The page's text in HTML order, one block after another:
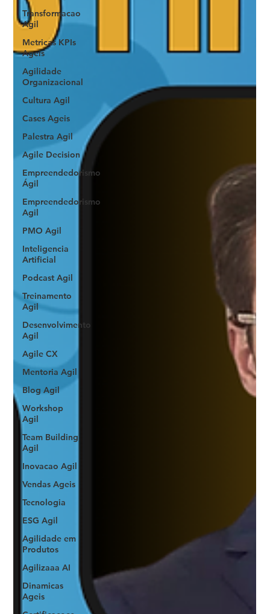
Transformacao
Agil
Metricas KPIs
Ageis
Agilidade
Organizacional
Cultura Agil
Cases Ageis
Palestra Agil
Agile Decision
Empreendedorismo
Ágil
Empreendedorismo
Agil
PMO Agil
Inteligencia
Artificial
Podcast Agil
Treinamento
Agil
Desenvolvimento
Agil
Agile CX
Mentoria Agil
Blog Agil
Workshop
Agil
Team Building
Agil
Inovacao Agil
Vendas Ageis
Tecnologia
ESG Agil
Agilidade em
Produtos
Agilizaaa AI
Dinamicas
Ageis